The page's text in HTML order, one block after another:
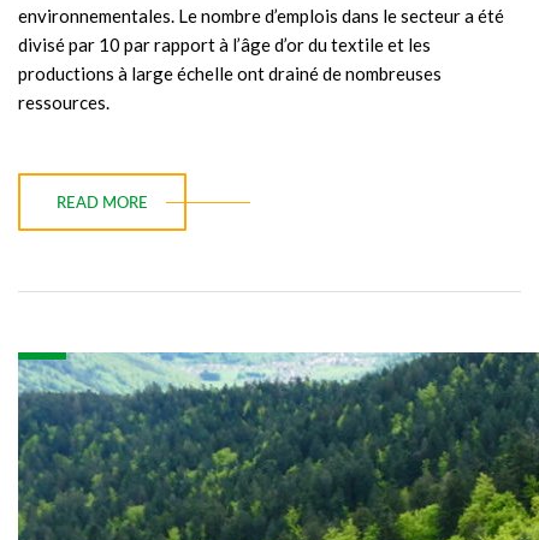
environnementales. Le nombre d’emplois dans le secteur a été
divisé par 10 par rapport à l’âge d’or du textile et les
productions à large échelle ont drainé de nombreuses
ressources.
READ MORE